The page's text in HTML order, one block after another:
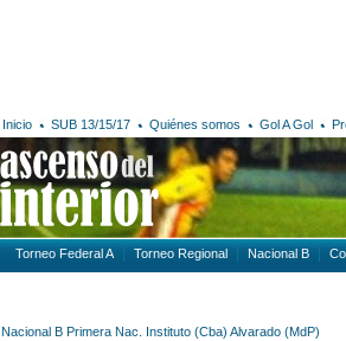
Inicio SUB 13/15/17 Quiénes somos Gol A Gol
Torneo Federal A Torneo Regional Nacional B
Nacional B Primera Nac. Instituto (Cba) Alvarado (MdP)